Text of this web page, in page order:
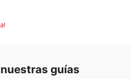
guías